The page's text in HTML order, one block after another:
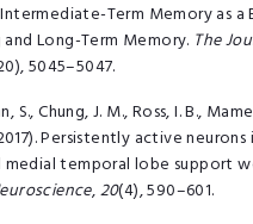
Intermediate-Term Memory as a
Long-Term Memory. The
5045–5047.
S., Chung, J. M., Ross, I. B.,
Persistently active neurons
temporal lobe support
,20(4), 590–601.